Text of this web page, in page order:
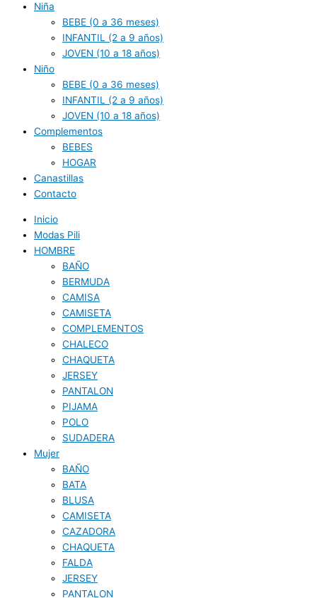
Niña
BEBE (0 a 36 meses)
INFANTIL (2 a 9 años)
JOVEN (10 a 18 años)
Niño
BEBE (0 a 36 meses)
INFANTIL (2 a 9 años)
JOVEN (10 a 18 años)
Complementos
BEBES
HOGAR
Canastillas
Contacto
Inicio
Modas Pili
HOMBRE
BAÑO
BERMUDA
CAMISA
CAMISETA
COMPLEMENTOS
CHALECO
CHAQUETA
JERSEY
PANTALON
PIJAMA
POLO
SUDADERA
Mujer
BAÑO
BATA
BLUSA
CAMISETA
CAZADORA
CHAQUETA
FALDA
JERSEY
PANTALON